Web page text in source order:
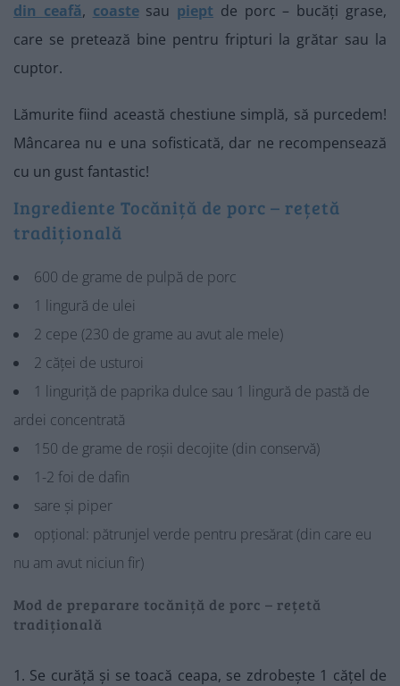
din ceafă, coastesau piept de porc – bucăți grase,
care se pretează bine pentru fripturi la grătar sau la
cuptor.
Lămurite fiind această chestiune simplă, să purcedem!
Mâncarea nu e una sofisticată, dar ne recompensează
cu un gust fantastic!
Ingrediente Tocăniță de porc – rețetă
tradițională
600 de grame de pulpă de porc
1 lingură de ulei
2 cepe (230 de grame au avut ale mele)
2 căței de usturoi
1 linguriță de paprika dulce sau 1 lingură de pastă de
ardei concentrată
150 de grame de roșii decojite (din conservă)
1-2 foi de dafin
sare și piper
opțional: pătrunjel verde pentru presărat (din care eu
nu am avut niciun fir)
Mod de preparare tocăniță de porc – rețetă
tradițională
1. Se curăță și se toacă ceapa, se zdrobește 1 cățel de